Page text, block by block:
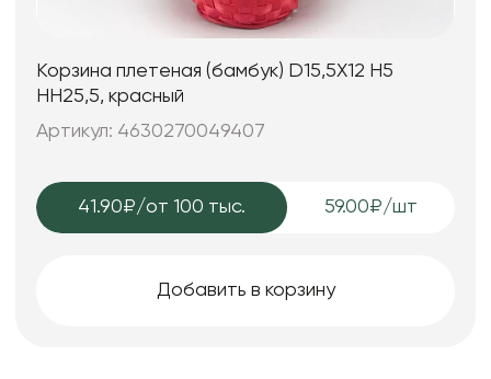
Корзина плетеная (бамбук) D15,5X12 H5
HH25,5, красный
Артикул: 4630270049407
41.90₽/от 100 тыс. 59.00₽/шт
Добавить в корзину